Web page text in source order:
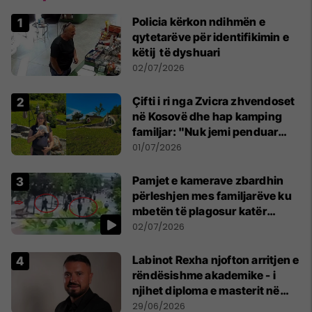
Policia kërkon ndihmën e
qytetarëve për identifikimin e
këtij të dyshuari
02/07/2026
Çifti i ri nga Zvicra zhvendoset
në Kosovë dhe hap kamping
familjar: "Nuk jemi penduar
asnjë ditë"
01/07/2026
Pamjet e kamerave zbardhin
përleshjen mes familjarëve ku
mbetën të plagosur katër
persona
02/07/2026
Labinot Rexha njofton arritjen e
rëndësishme akademike - i
njihet diploma e masterit në
Psikologji në Zvicër
29/06/2026